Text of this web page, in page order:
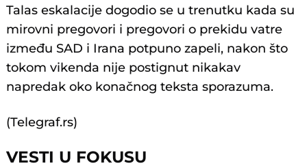
Talas eskalacije dogodio se u trenutku kada su
mirovni pregovori i pregovori o prekidu vatre
između SAD i Irana potpuno zapeli, nakon što
tokom vikenda nije postignut nikakav
napredak oko konačnog teksta sporazuma.
(Telegraf.rs)
VESTI U FOKUSU